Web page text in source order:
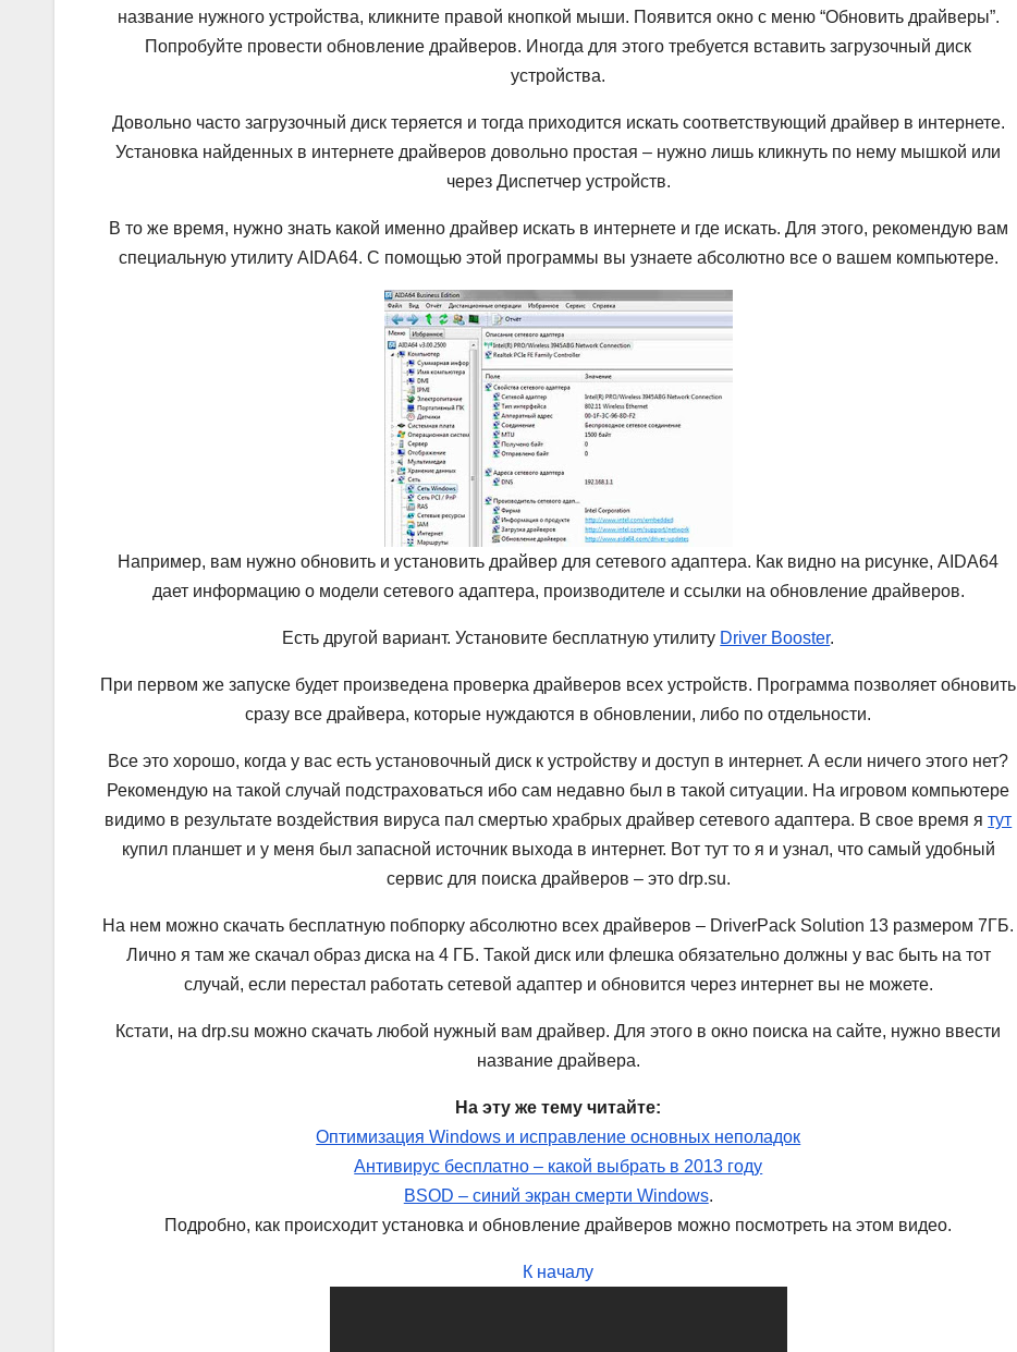
название нужного устройства, кликните правой кнопкой мыши. Появится окно с меню “Обновить драйверы”.
Попробуйте провести обновление драйверов. Иногда для этого требуется вставить загрузочный диск
устройства.
Довольно часто загрузочный диск теряется и тогда приходится искать соответствующий драйвер в интернете.
Установка найденных в интернете драйверов довольно простая – нужно лишь кликнуть по нему мышкой или
через Диспетчер устройств.
В то же время, нужно знать какой именно драйвер искать в интернете и где искать. Для этого, рекомендую вам
специальную утилиту AIDA64. С помощью этой программы вы узнаете абсолютно все о вашем компьютере.
Например, вам нужно обновить и установить драйвер для сетевого адаптера. Как видно на рисунке, AIDA64
дает информацию о модели сетевого адаптера, производителе и ссылки на обновление драйверов.
Есть другой вариант. Установите бесплатную утилиту Driver Booster.
При первом же запуске будет произведена проверка драйверов всех устройств. Программа позволяет обновить
сразу все драйвера, которые нуждаются в обновлении, либо по отдельности.
Все это хорошо, когда у вас есть установочный диск к устройству и доступ в интернет. А если ничего этого нет?
Рекомендую на такой случай подстраховаться ибо сам недавно был в такой ситуации. На игровом компьютере
видимо в результате воздействия вируса пал смертью храбрых драйвер сетевого адаптера. В свое время ятут
купил планшет и у меня был запасной источник выхода в интернет. Вот тут то я и узнал, что самый удобный
сервис для поиска драйверов – это drp.su.
На нем можно скачать бесплатную побпорку абсолютно всех драйверов – DriverPack Solution 13 размером 7ГБ.
Лично я там же скачал образ диска на 4 ГБ. Такой диск или флешка обязательно должны у вас быть на тот
случай, если перестал работать сетевой адаптер и обновится через интернет вы не можете.
Кстати, на drp.su можно скачать любой нужный вам драйвер. Для этого в окно поиска на сайте, нужно ввести
название драйвера.
На эту же тему читайте:
Оптимизация Windows и исправление основных неполадок
Антивирус бесплатно – какой выбрать в 2013 году
BSOD – синий экран смерти Windows.
Подробно, как происходит установка и обновление драйверов можно посмотреть на этом видео.
К началу